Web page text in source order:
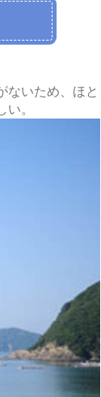
ないため、ほと
。